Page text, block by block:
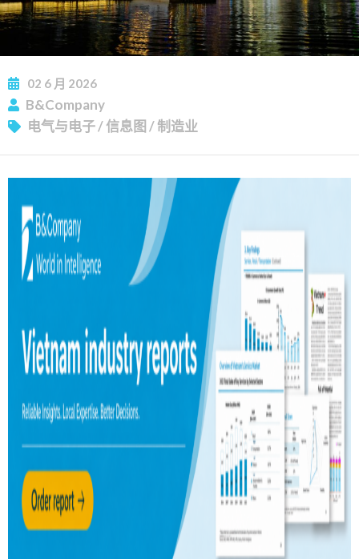
02 6 月 2026
B&Company
电气与电子/信息图 /制造业